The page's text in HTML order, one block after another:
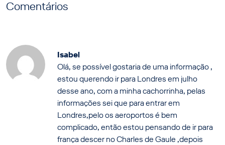
Comentários
Isabel
Olá, se possível gostaria de uma informação ,
estou querendo ir para Londres em julho
desse ano, com a minha cachorrinha, pelas
informações sei que para entrar em
Londres,pelo os aeroportos é bem
complicado, então estou pensando de ir para
frança descer no Charles de Gaule ,depois